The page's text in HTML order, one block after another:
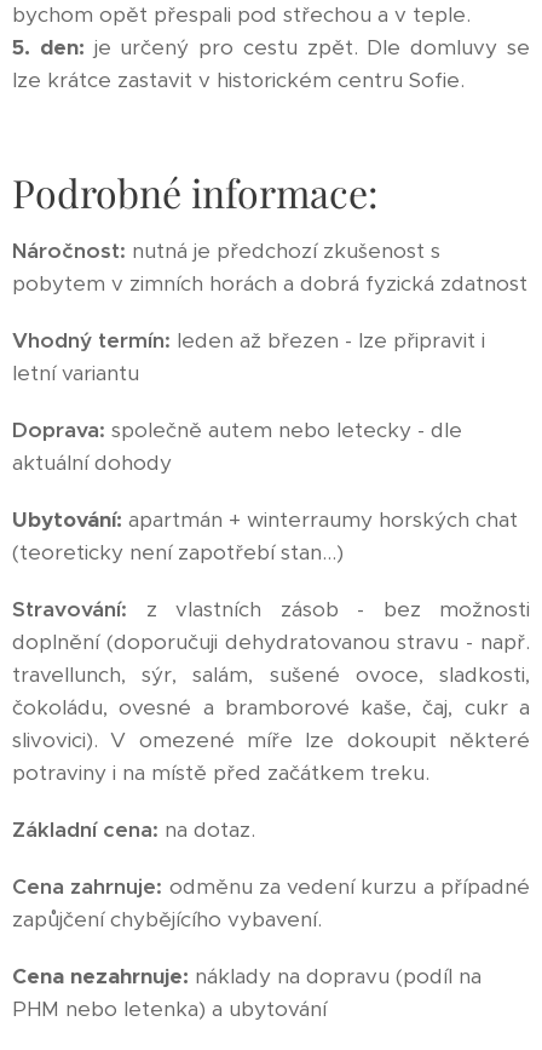
bychom opět přespali pod střechou a v teple.
5. den: je určený pro cestu zpět. Dle domluvy se
lze krátce zastavit v historickém centru Sofie.
Podrobné informace:
Náročnost: nutná je předchozí zkušenost s
pobytem v zimních horách a dobrá fyzická zdatnost
Vhodný termín: leden až březen - lze připravit i
letní variantu
Doprava: společně autem nebo letecky - dle
aktuální dohody
Ubytování: apartmán + winterraumy horských chat
(teoreticky není zapotřebí stan...)
Stravování: z vlastních zásob - bez možnosti
doplnění (doporučuji dehydratovanou stravu - např.
travellunch, sýr, salám, sušené ovoce, sladkosti,
čokoládu, ovesné a bramborové kaše, čaj, cukr a
slivovici). V omezené míře lze dokoupit některé
potraviny i na místě před začátkem treku.
Základní cena: na dotaz.
Cena zahrnuje: odměnu za vedení kurzu a případné
zapůjčení chybějícího vybavení.
Cena nezahrnuje: náklady na dopravu (podíl na
PHM nebo letenka) a ubytování